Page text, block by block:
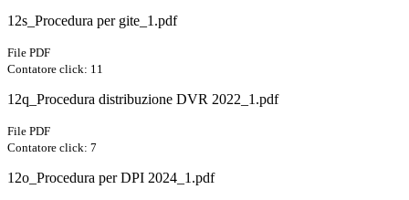
12s_Procedura per gite_1.pdf
File PDF
Contatore click: 11
12q_Procedura distribuzione DVR 2022_1.pdf
File PDF
Contatore click: 7
12o_Procedura per DPI 2024_1.pdf